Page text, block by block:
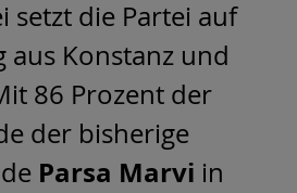
setzt die Partei auf
aus Konstanz und
86 Prozent der
der bisherige
Parsa Marvi in